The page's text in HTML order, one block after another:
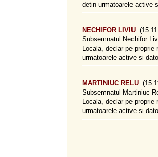
detin urmatoarele active
NECHIFOR LIVIU
Subsemnatul Nechifor
Locala, declar pe
urmatoarele active si
MARTINIUC RELU
Subsemnatul Martiniuc
Locala, declar pe
urmatoarele active si